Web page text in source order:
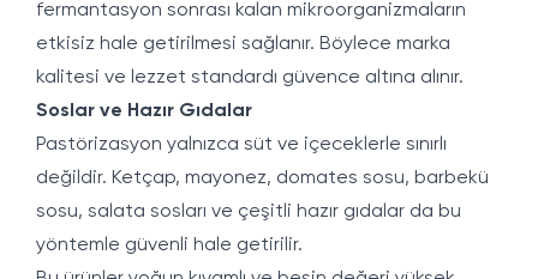
fermantasyon sonrası kalan mikroorganizmaların
etkisiz hale getirilmesi sağlanır. Böylece marka
kalitesi ve lezzet standardı güvence altına alınır.
Soslar ve Hazır Gıdalar
Pastörizasyon yalnızca süt ve içeceklerle sınırlı
değildir. Ketçap, mayonez, domates sosu, barbekü
sosu, salata sosları ve çeşitli hazır gıdalar da bu
yöntemle güvenli hale getirilir.